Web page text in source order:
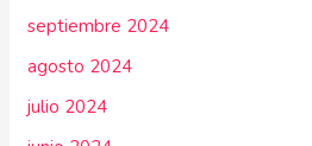
septiembre 2024
agosto 2024
julio 2024